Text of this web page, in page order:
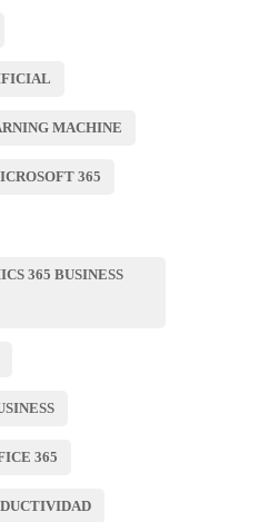
MACHINE
365
365 BUSINESS
365